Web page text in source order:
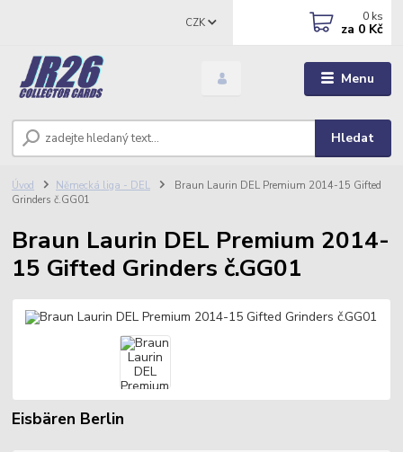
Menu
CZK
Hledat
0 ks
za 0 Kč
Úvod Německá liga - DEL
Braun Laurin DEL Premium 2014-15 Gifted
Grinders č.GG01
Braun Laurin DEL Premium 2014-
15 Gifted Grinders č.GG01
Eisbären Berlin